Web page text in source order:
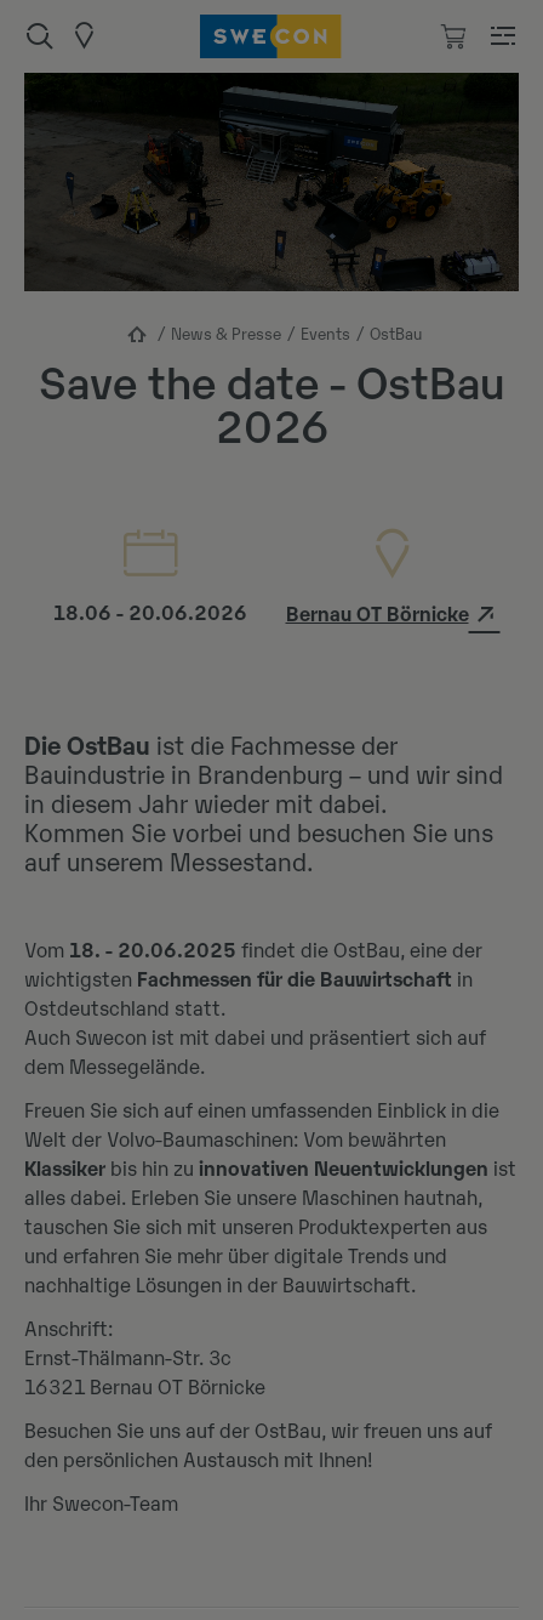
News & Presse Events OstBau
Save the date - OstBau
2026
18.06 - 20.06.2026 Bernau OT Börnicke
Die OstBau ist die Fachmesse der
Bauindustrie in Brandenburg – und wir sind
in diesem Jahr wieder mit dabei.
Kommen Sie vorbei und besuchen Sie uns
auf unserem Messestand.
Vom 18. - 20.06.2025 findet die OstBau, eine der
wichtigsten Fachmessen für die Bauwirtschaft in
Ostdeutschland statt.
Auch Swecon ist mit dabei und präsentiert sich auf
dem Messegelände.
Freuen Sie sich auf einen umfassenden Einblick in die
Welt der Volvo-Baumaschinen: Vom bewährten
Klassiker bis hin zu innovativen Neuentwicklungen ist
alles dabei. Erleben Sie unsere Maschinen hautnah,
tauschen Sie sich mit unseren Produktexperten aus
und erfahren Sie mehr über digitale Trends und
nachhaltige Lösungen in der Bauwirtschaft.
Anschrift:
Ernst-Thälmann-Str. 3c
16321 Bernau OT Börnicke
Besuchen Sie uns auf der OstBau, wir freuen uns auf
den persönlichen Austausch mit Ihnen!
Ihr Swecon-Team